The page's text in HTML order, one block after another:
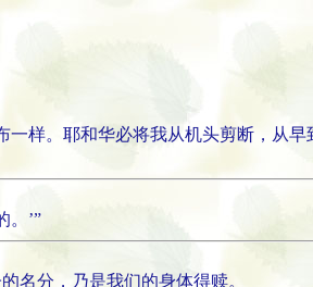
样。耶和华必将我从机头剪断，从
。’”
名分，乃是我们的身体得赎。